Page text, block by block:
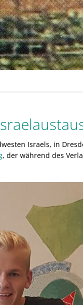
Israels, in
, der während des